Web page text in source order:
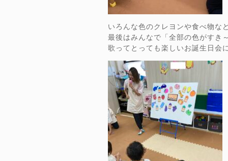
いろんな色のクレヨンや食べ物な
最後はみんなで「全部の色がすき
歌ってとっても楽しいお誕生日会